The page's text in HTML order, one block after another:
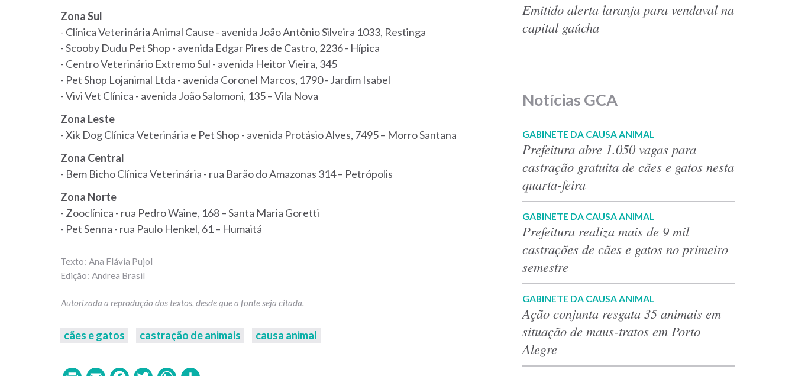
Zona Sul
- Clínica Veterinária Animal Cause - avenida João Antônio Silveira 1033, Restinga
- Scooby Dudu Pet Shop - avenida Edgar Pires de Castro, 2236 - Hípica
- Centro Veterinário Extremo Sul - avenida Heitor Vieira, 345
- Pet Shop Lojanimal Ltda - avenida Coronel Marcos, 1790 - Jardim Isabel
- Vivi Vet Clínica - avenida João Salomoni, 135 – Vila Nova
Zona Leste
- Xik Dog Clínica Veterinária e Pet Shop - avenida Protásio Alves, 7495 – Morro Santana
Zona Central
- Bem Bicho Clínica Veterinária - rua Barão do Amazonas 314 – Petrópolis
Zona Norte
- Zooclínica - rua Pedro Waine, 168 – Santa Maria Goretti
- Pet Senna - rua Paulo Henkel, 61 – Humaitá
Ana Flávia Pujol
Andrea Brasil
cães e gatos castração de animais causa animal
Emitido alerta laranja para vendaval na
capital gaúcha
Notícias GCA
GABINETE DA CAUSA ANIMAL
Prefeitura abre 1.050 vagas para
castração gratuita de cães e gatos nesta
quarta-feira
GABINETE DA CAUSA ANIMAL
Prefeitura realiza mais de 9 mil
castrações de cães e gatos no primeiro
semestre
GABINETE DA CAUSA ANIMAL
Ação conjunta resgata 35 animais em
situação de maus-tratos em Porto
Alegre